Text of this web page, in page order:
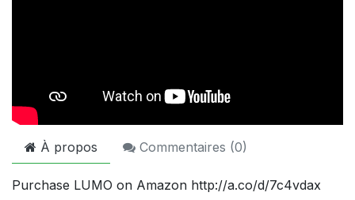
À propos Commentaires (0)
Purchase LUMO on Amazon http://a.co/d/7c4vdax